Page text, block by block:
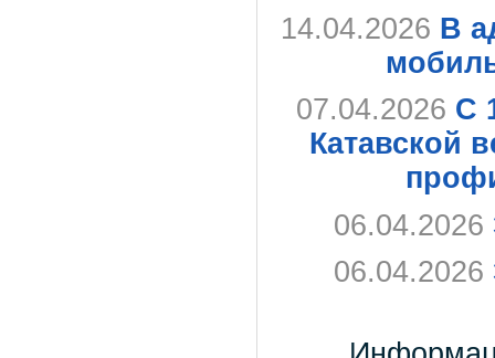
14.04.2026 В
07.04.2026 С
Катавской
06.04.2026
06.04.2026